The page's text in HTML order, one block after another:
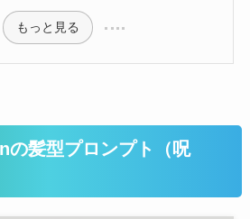
もっと見る
髪型プロンプト（呪